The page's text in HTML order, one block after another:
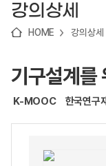
강의상세
HOME 강의상세
기구설계를
K-MOOC 한국연구